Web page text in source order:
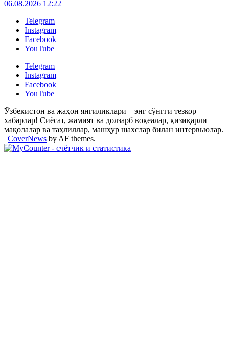
06.08.2026 12:22
Telegram
Instagram
Facebook
YouTube
Telegram
Instagram
Facebook
YouTube
Ўзбекистон ва жаҳон янгиликлари – энг сўнгги тезкор
хабарлар! Сиёсат, жамият ва долзарб воқеалар, қизиқарли
мақолалар ва таҳлиллар, машҳур шахслар билан интервьюлар.
| CoverNews by AF themes.